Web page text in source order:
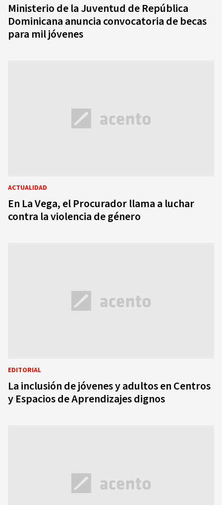
Ministerio de la Juventud de República
Dominicana anuncia convocatoria de becas
para mil jóvenes
ACTUALIDAD
En La Vega, el Procurador llama a luchar
contra la violencia de género
EDITORIAL
La inclusión de jóvenes y adultos en Centros
y Espacios de Aprendizajes dignos